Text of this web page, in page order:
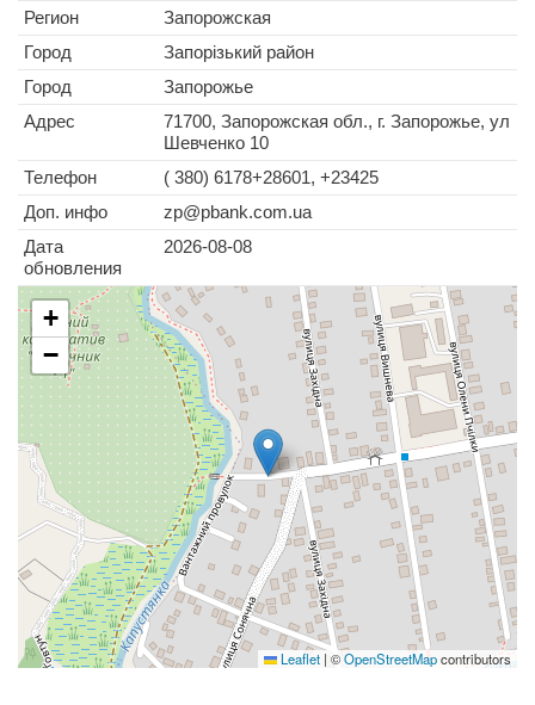
Регион
Запорожская
Город
Запорізький район
Город
Запорожье
Адрес
71700, Запорожская обл., г. Запорожье, ул
Шевченко 10
Телефон
( 380) 6178+28601, +23425
Доп. инфо
zp@pbank.com.ua
Дата
обновления
2026-08-08
+
−
Leaflet | ©OpenStreetMapcontributors